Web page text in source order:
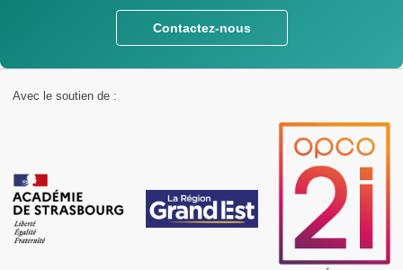
Contactez-nous
Avec le soutien de :